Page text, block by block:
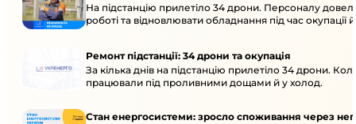
На підстанцію прилетіло 34 дрони. Персоналу
роботі та відновлювати обладнання під час окупації
Ремонт підстанції: 34 дрони та окупація
За кілька днів на підстанцію прилетіло 34 дрони.
працювали під проливними дощами й у холод.
Стан енергосистеми: зросло споживання через